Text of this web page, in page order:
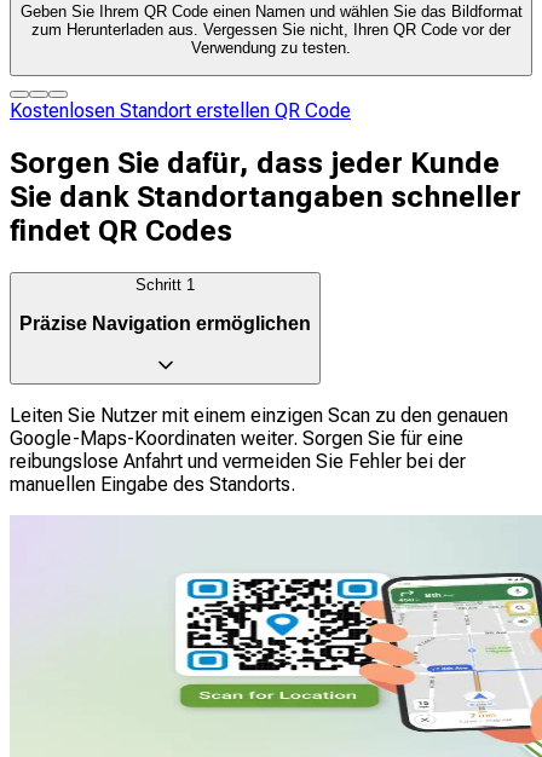
Geben Sie Ihrem QR Code einen Namen und wählen Sie das Bildformat
zum Herunterladen aus. Vergessen Sie nicht, Ihren QR Code vor der
Verwendung zu testen.
Kostenlosen Standort erstellen QR Code
Sorgen Sie dafür, dass jeder Kunde
Sie dank Standortangaben schneller
findet QR Codes
Schritt 1
Präzise Navigation ermöglichen
Leiten Sie Nutzer mit einem einzigen Scan zu den genauen
Google-Maps-Koordinaten weiter. Sorgen Sie für eine
reibungslose Anfahrt und vermeiden Sie Fehler bei der
manuellen Eingabe des Standorts.